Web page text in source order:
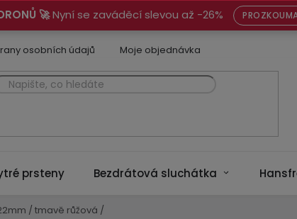
🚀Nyní se zaváděcí slevou až -26%
osobních údajů Moje objednávka
prsteny Bezdrátová sluchátka
/ tmavě růžová /